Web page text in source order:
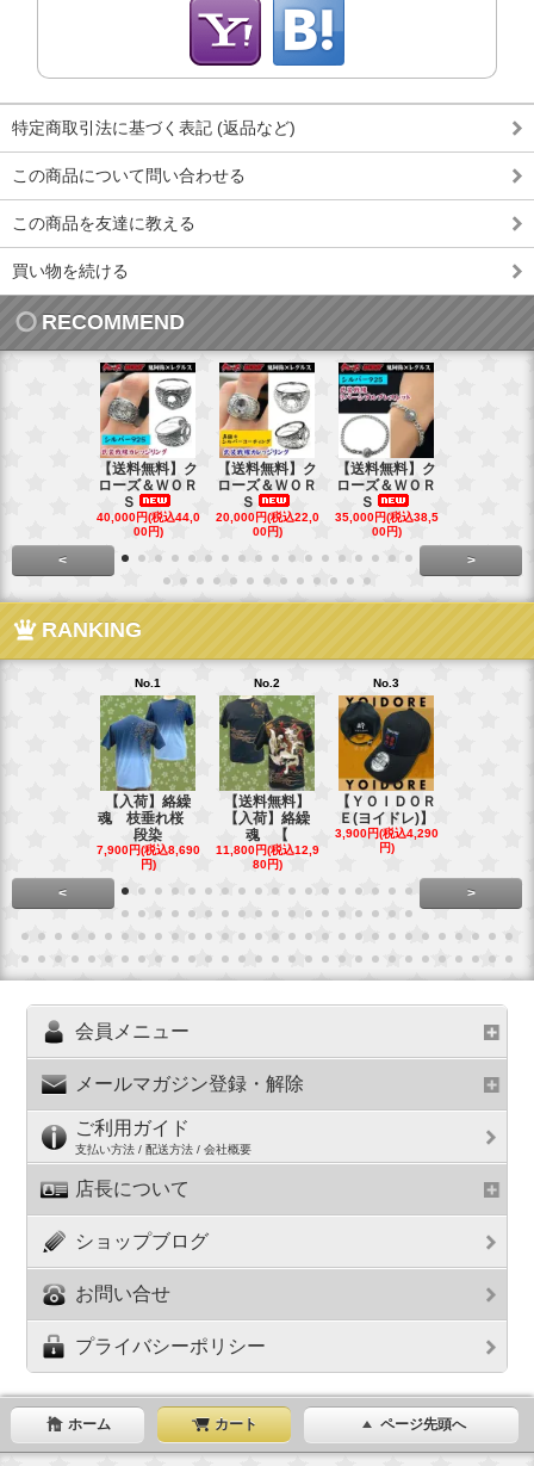
特定商取引法に基づく表記 (返品など)
この商品について問い合わせる
この商品を友達に教える
買い物を続ける
RECOMMEND
【送料無料】ク
ローズ＆ＷＯＲ
Ｓ
40,000円(税込44,0
00円)
【送料無料】ク
ローズ＆ＷＯＲ
Ｓ
20,000円(税込22,0
00円)
【送料無料】ク
ローズ＆ＷＯＲ
Ｓ
35,000円(税込38,5
00円)
< >
RANKING
No.1
【入荷】絡繰
魂 枝垂れ桜
段染
7,900円(税込8,690
円)
No.2
【送料無料】
【入荷】絡繰
魂 【
11,800円(税込12,9
80円)
No.3
【ＹＯＩＤＯＲ
Ｅ(ヨイドレ)】
3,900円(税込4,290
円)
< >
会員メニュー
メールマガジン登録・解除
ご利用ガイド
支払い方法 / 配送方法 / 会社概要
店長について
ショップブログ
お問い合せ
プライバシーポリシー
ホーム カート ページ先頭へ